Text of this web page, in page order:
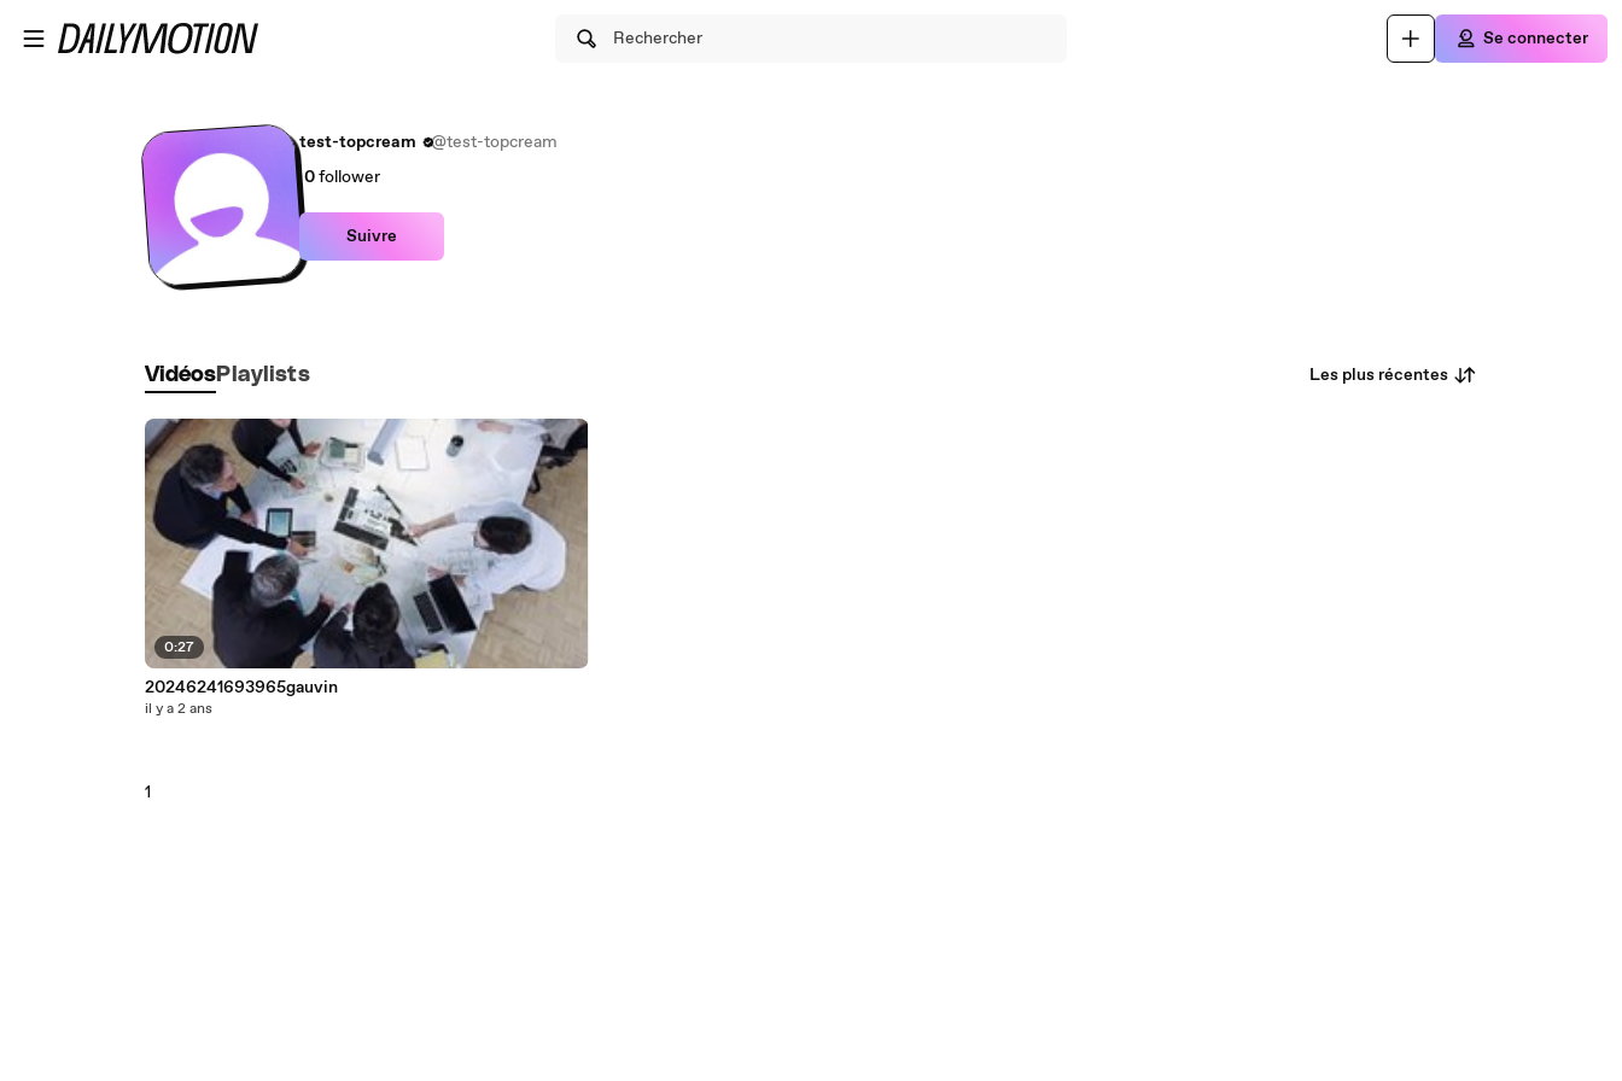
Rechercher Se connecter
test-topcream
@test-topcream
0follower
Suivre
Vidéos Playlists Les plus récentes
0:27
20246241693965gauvin
il y a 2 ans
1